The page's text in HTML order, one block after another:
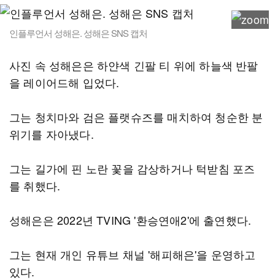
인플루언서 성해은. 성해은 SNS 캡처
사진 속 성해은은 하얀색 긴팔 티 위에 하늘색 반팔
을 레이어드해 입었다.
그는 청치마와 검은 플랫슈즈를 매치하여 청순한 분
위기를 자아냈다.
그는 길가에 핀 노란 꽃을 감상하거나 턱받침 포즈
를 취했다.
성해은은 2022년 TVING '환승연애2'에 출연했다.
그는 현재 개인 유튜브 채널 '해피해은'을 운영하고
있다.